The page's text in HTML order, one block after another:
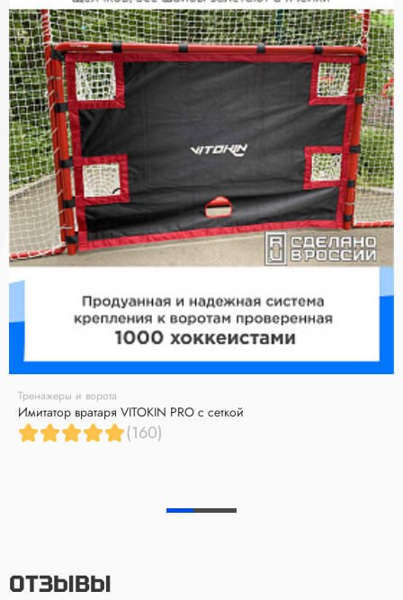
Тренажеры и ворота
Имитатор вратаря VITOKIN PRO с сеткой
(160)
ОТЗЫВЫ